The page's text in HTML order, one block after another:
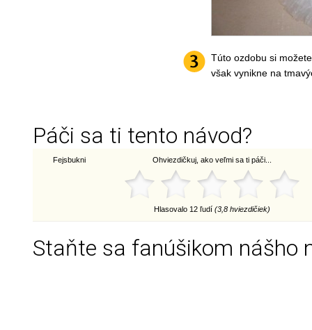
Túto ozdobu si
však vynikne na
Páči sa ti tento návod?
Fejsbukni Ohviezdičkuj, ako veľmi sa ti páči...
Hlasovalo 12 ľudí (3,8 hviezdičiek)
Staňte sa fanúšikom nášho